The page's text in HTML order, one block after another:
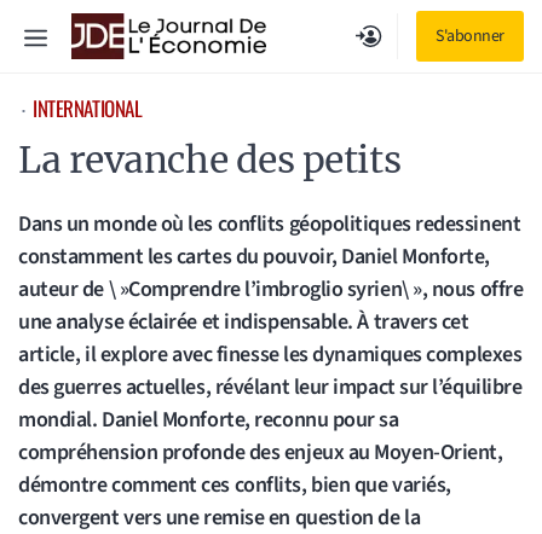
S'abonner
Menu
⋅ INTERNATIONAL
La revanche des petits
Dans un monde où les conflits géopolitiques redessinent
constamment les cartes du pouvoir, Daniel Monforte,
auteur de \ »Comprendre l’imbroglio syrien\ », nous offre
une analyse éclairée et indispensable. À travers cet
article, il explore avec finesse les dynamiques complexes
des guerres actuelles, révélant leur impact sur l’équilibre
mondial. Daniel Monforte, reconnu pour sa
compréhension profonde des enjeux au Moyen-Orient,
démontre comment ces conflits, bien que variés,
convergent vers une remise en question de la